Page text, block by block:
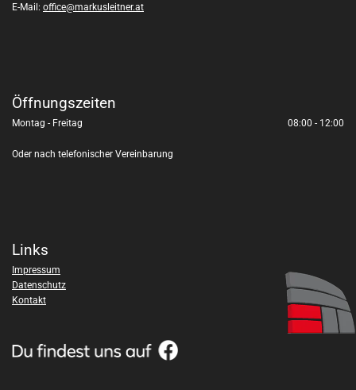
E-Mail: office@markusleitner.at
Öffnungszeiten
Montag - Freitag 08:00 - 12:00
Oder nach telefonischer Vereinbarung
Links
Impressum
Datenschutz
Kontakt